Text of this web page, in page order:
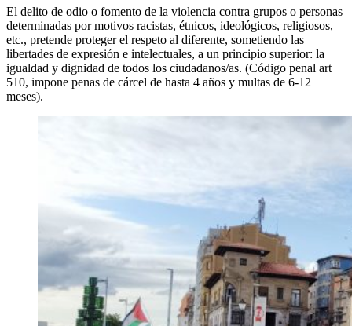
El delito de odio o fomento de la violencia contra grupos o personas
determinadas por motivos racistas, étnicos, ideológicos, religiosos,
etc., pretende proteger el respeto al diferente, sometiendo las
libertades de expresión e intelectuales, a un principio superior: la
igualdad y dignidad de todos los ciudadanos/as. (Código penal art
510, impone penas de cárcel de hasta 4 años y multas de 6-12
meses).